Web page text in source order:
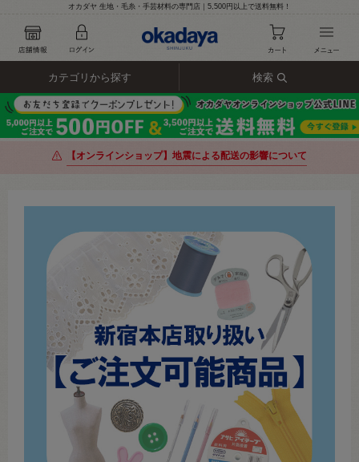
オカダヤ 生地・毛糸・手芸材料の専門店｜5,500円以上で送料無料！
カテゴリから探す 検索
【オンラインショップ】地震による配送の影響について